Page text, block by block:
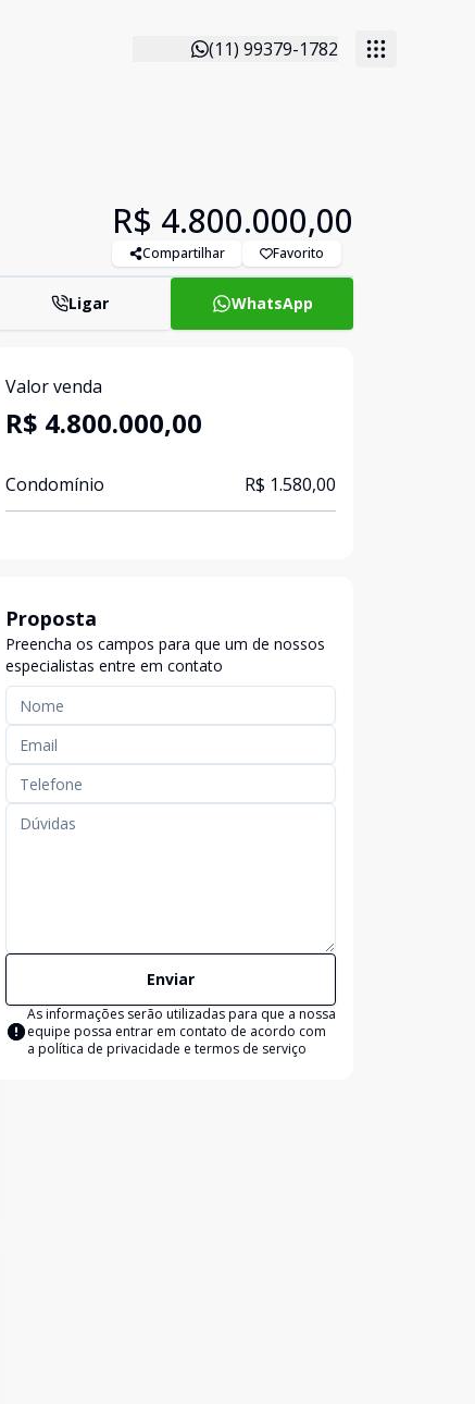
(11) 99379-1782
R$ 4.800.000,00
Compartilhar Favorito
Ligar WhatsApp
Valor venda
R$ 4.800.000,00
Condomínio R$ 1.580,00
Proposta
Preencha os campos para que um de nossos
especialistas entre em contato
Enviar
As informações serão utilizadas para que a nossa
equipe possa entrar em contato de acordo com
a política de privacidade e termos de serviço